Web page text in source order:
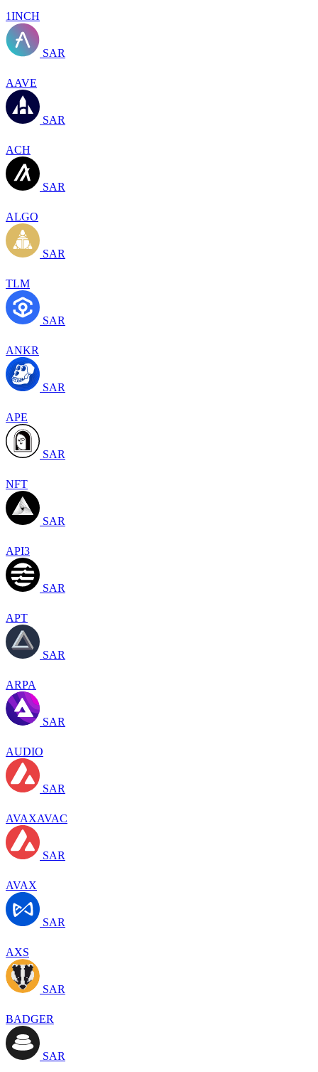
1INCH
SAR
AAVE
SAR
ACH
SAR
ALGO
SAR
TLM
SAR
ANKR
SAR
APE
SAR
NFT
SAR
API3
SAR
APT
SAR
ARPA
SAR
AUDIO
SAR
AVAXAVAC
SAR
AVAX
SAR
AXS
SAR
BADGER
SAR